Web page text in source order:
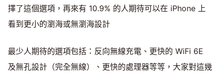
擇了這個選項，再來有 10.9% 的人期待可以在 iPhone 上
看到更小的瀏海或無瀏海設計
最少人期待的選項包括：反向無線充電、更快的 WiFi 6E
及無孔設計（完全無線）、更快的處理器等等，大家對這幾